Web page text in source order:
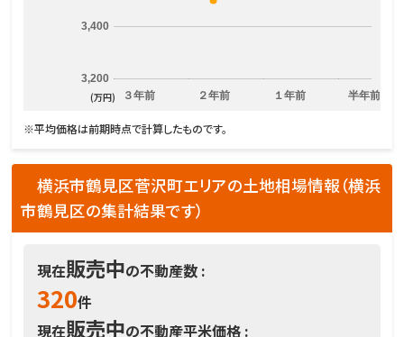
３年前 ２年前 １年前 半年前
3,200
3,400
(万円)
※平均価格は前期時点で計算したものです。
横浜市鶴見区菅沢町エリアの土地相場情報（横浜
市鶴見区の集計結果です）
現在販売中の不動産数 :
320件
現在販売中の不動産平米価格 :